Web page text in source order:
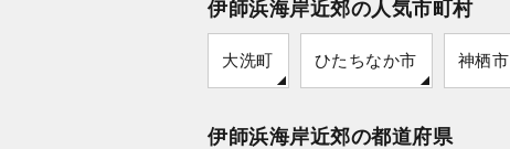
伊師浜海岸近郊の人気市町村
大洗町 ひたちなか市 神栖市
伊師浜海岸近郊の都道府県